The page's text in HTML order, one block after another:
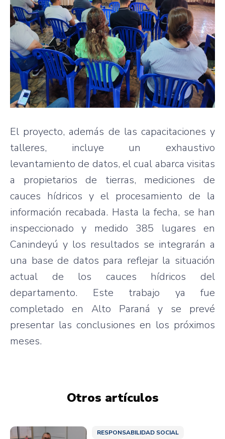
El proyecto, además de las capacitaciones y
talleres, incluye un exhaustivo
levantamiento de datos, el cual abarca visitas
a propietarios de tierras, mediciones de
cauces hídricos y el procesamiento de la
información recabada. Hasta la fecha, se han
inspeccionado y medido 385 lugares en
Canindeyú y los resultados se integrarán a
una base de datos para reflejar la situación
actual de los cauces hídricos del
departamento. Este trabajo ya fue
completado en Alto Paraná y se prevé
presentar las conclusiones en los próximos
meses.
Otros artículos
RESPONSABILIDAD SOCIAL